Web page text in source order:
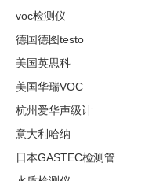
voc检测仪
德国德图testo
美国英思科
美国华瑞VOC
杭州爱华声级计
意大利哈纳
日本GASTEC检测管